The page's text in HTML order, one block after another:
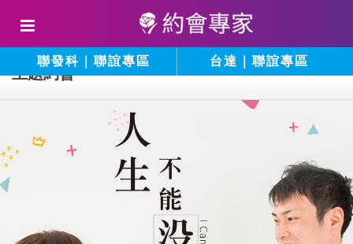
聯發科｜聯誼專區 台達｜聯誼專區
主題約會